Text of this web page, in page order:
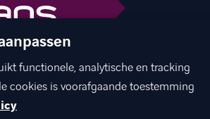
a human touch
twitterinstagram
functionele, analytische en tracking
cookies is voorafgaande toestemming